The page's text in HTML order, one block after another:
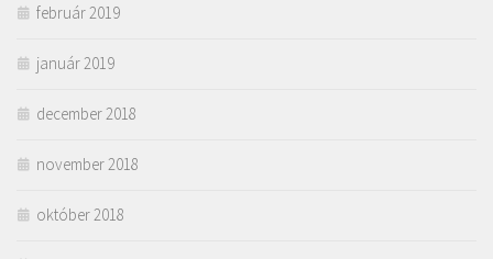
február 2019
január 2019
december 2018
november 2018
október 2018